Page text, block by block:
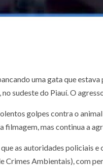
uma gata que
sudeste do Piauí. O
golpes contra o
filmagem, mas continua a
as autoridades
Crimes Ambientais), com